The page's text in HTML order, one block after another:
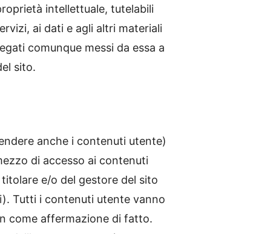
intellettuale, tutelabili
ai dati e agli altri materiali
comunque messi da essa a
sito.
anche i contenuti utente)
di accesso ai contenuti
e/o del gestore del sito
Tutti i contenuti utente vanno
come affermazione di fatto.